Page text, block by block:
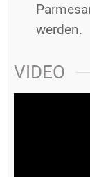
werden.
VIDEO